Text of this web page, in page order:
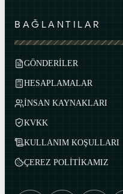
BAĞLANTILAR
GÖNDERİLER
HESAPLAMALAR
İNSAN KAYNAKLARI
KVKK
KULLANIM KOŞULLARI
ÇEREZ POLİTİKAMIZ